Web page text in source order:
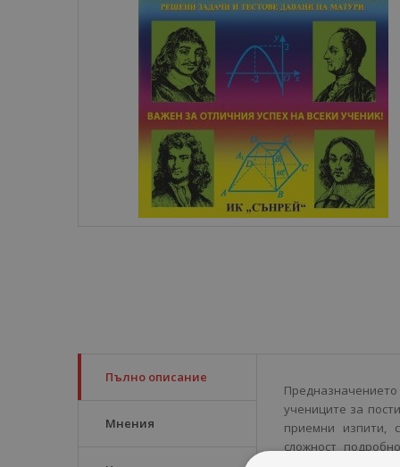
Пълно описание
Мнения
учениците за
приемни изпити,
сложност